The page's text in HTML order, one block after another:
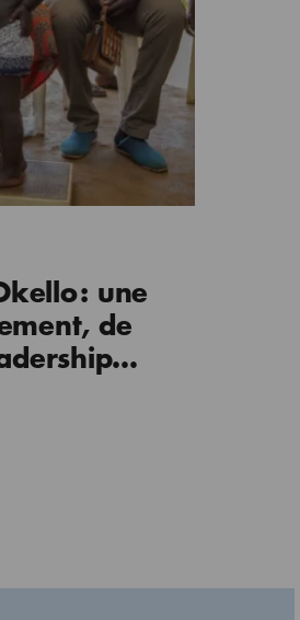
: une
de